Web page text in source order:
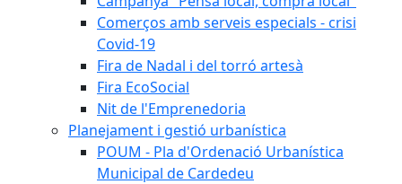
Comerços amb serveis especials - crisi
Covid-19
Fira de Nadal i del torró artesà
Fira EcoSocial
Nit de l'Emprenedoria
Planejament i gestió urbanística
POUM - Pla d'Ordenació Urbanística
Municipal de Cardedeu